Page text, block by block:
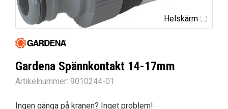
Helskärm
Gardena Spännkontakt 14-17mm
Artikelnummer: 9010244-01
Ingen gänga på kranen? Inget problem!